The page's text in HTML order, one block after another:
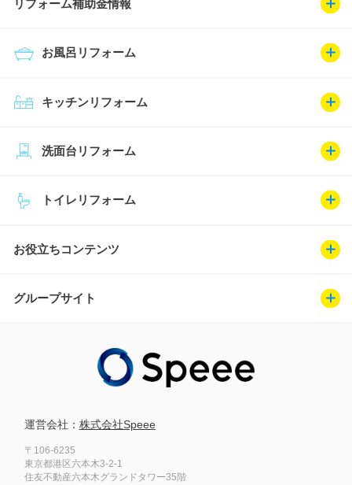
リフォーム補助金情報
キッチンリフォーム
お風呂リフォーム
トイレリフォーム
洗面台リフォーム
お役立ちコンテンツ
グループサイト
運営会社： 株式会社Speee
〒106-6235
東京都港区六本木3-2-1
住友不動産六本木グランドタワー35階